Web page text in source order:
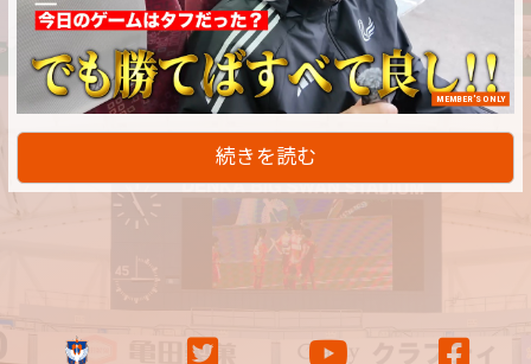
MEMBER'S ONLY
続きを読む